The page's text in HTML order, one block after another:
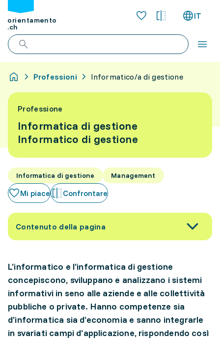
orientamento
.ch
IT
Professioni Informatico/a di gestione
Professione
Informatica di gestione
Informatico di gestione
Informatica di gestione Management
Mi piace Confrontare
Contenuto della pagina
L’informatico e l’informatica di gestione
concepiscono, sviluppano e analizzano i sistemi
informativi in seno alle aziende e alle collettività
pubbliche o private. Hanno competenze sia
d’informatica sia d’economia e sanno integrarle
in svariati campi d’applicazione, rispondendo così